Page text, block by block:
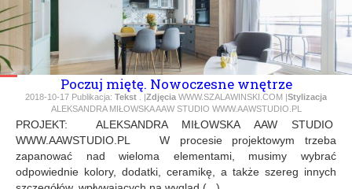
Poczuj miętę. Nowoczesne wnętrze
2018-10-17 Publikacja: Tekst . |Zdjęcia WWW.SZALAWINSKI.COM |Stylizacja
ALEKSANDRA MIŁOWSKA AAW STUDIO WWW.AAWSTUDIO.PL
PROJEKT: ALEKSANDRA MIŁOWSKA AAW STUDIO
WWW.AAWSTUDIO.PL W procesie projektowym trzeba
zapanować nad wieloma elementami, musimy wybrać
odpowiednie kolory, dodatki, ceramikę, a także szereg innych